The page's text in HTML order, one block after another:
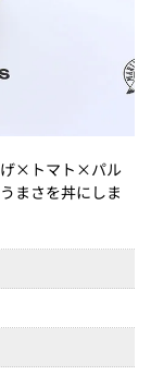
げ×トマト×パル
まさを丼にしま